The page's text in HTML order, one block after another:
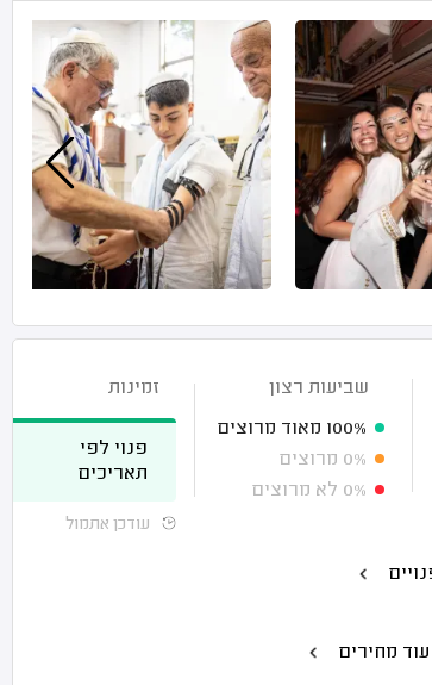
שביעות רצון
100% מאוד מרוצים
0% מרוצים
0% לא מרוצים
זמינות
פנוי לפי
תאריכים
עודכן אתמול
עוד מחירים